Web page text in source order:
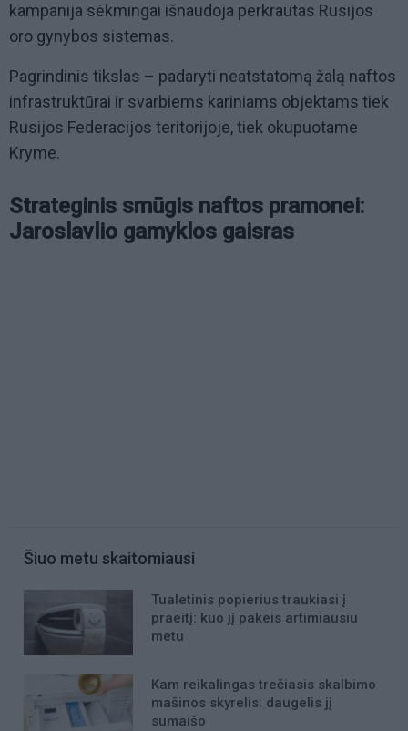
kampanija sėkmingai išnaudoja perkrautas Rusijos
oro gynybos sistemas.
Pagrindinis tikslas – padaryti neatstatomą žalą naftos
infrastruktūrai ir svarbiems kariniams objektams tiek
Rusijos Federacijos teritorijoje, tiek okupuotame
Kryme.
Strateginis smūgis naftos pramonei:
Jaroslavlio gamyklos gaisras
Šiuo metu skaitomiausi
Tualetinis popierius traukiasi į
praeitį: kuo jį pakeis artimiausiu
metu
Kam reikalingas trečiasis skalbimo
mašinos skyrelis: daugelis jį
sumaišo